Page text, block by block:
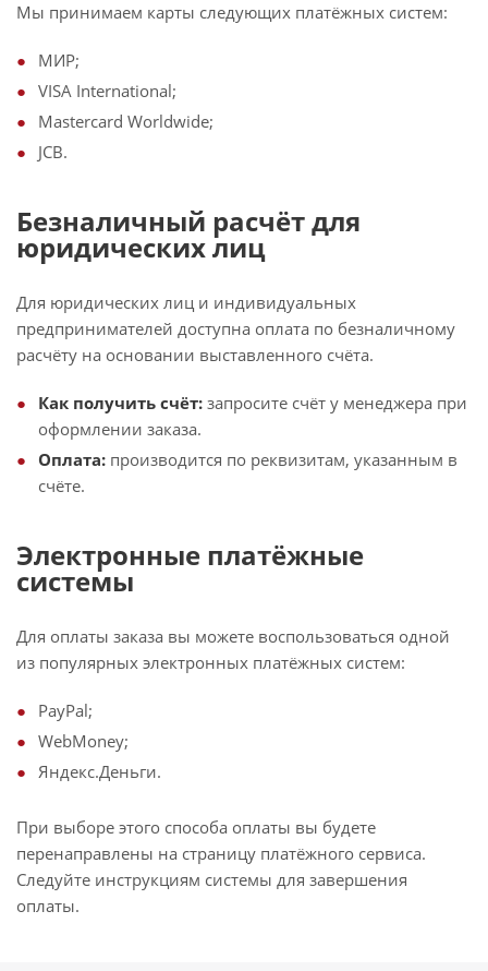
Мы принимаем карты следующих платёжных систем:
МИР;
VISA International;
Mastercard Worldwide;
JCB.
Безналичный расчёт для
юридических лиц
Для юридических лиц и индивидуальных
предпринимателей доступна оплата по безналичному
расчёту на основании выставленного счёта.
Как получить счёт: запросите счёт у менеджера при
оформлении заказа.
Оплата: производится по реквизитам, указанным в
счёте.
Электронные платёжные
системы
Для оплаты заказа вы можете воспользоваться одной
из популярных электронных платёжных систем:
PayPal;
WebMoney;
Яндекс.Деньги.
При выборе этого способа оплаты вы будете
перенаправлены на страницу платёжного сервиса.
Следуйте инструкциям системы для завершения
оплаты.